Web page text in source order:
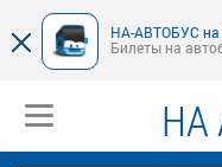
НА-АВТОБУС на
Билеты на
НА